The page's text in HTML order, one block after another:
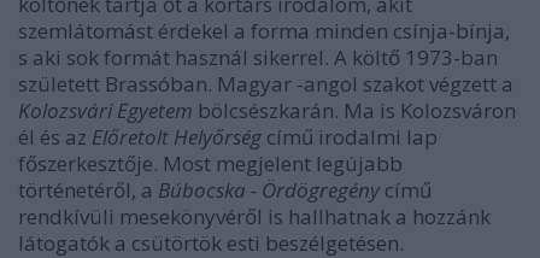
szemlátomást érdekel a forma minden csínja-bínja,
s aki sok formát használ sikerrel. A költő 1973-ban
született Brassóban. Magyar -angol szakot végzett a
Kolozsvári Egyetem bölcsészkarán. Ma is Kolozsváron
él és az Előretolt Helyőrség című irodalmi lap
főszerkesztője. Most megjelent legújabb
történetéről, a Búbocska - Ördögregény című
rendkívüli mesekönyvéről is hallhatnak a hozzánk
látogatók a csütörtök esti beszélgetésen.